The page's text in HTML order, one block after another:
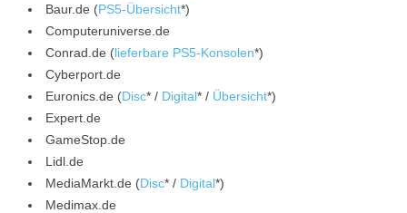
Baur.de (PS5-Übersicht*)
Computeruniverse.de
Conrad.de (lieferbare PS5-Konsolen*)
Cyberport.de
Euronics.de (Disc* / Digital* / Übersicht*)
Expert.de
GameStop.de
Lidl.de
MediaMarkt.de (Disc* / Digital*)
Medimax.de